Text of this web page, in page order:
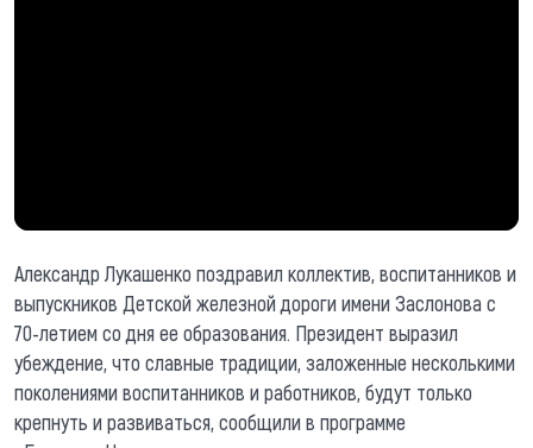
Александр Лукашенко поздравил коллектив, воспитанников и
выпускников Детской железной дороги имени Заслонова с
70-летием со дня ее образования. Президент выразил
убеждение, что славные традиции, заложенные несколькими
поколениями воспитанников и работников, будут только
крепнуть и развиваться, сообщили в программе